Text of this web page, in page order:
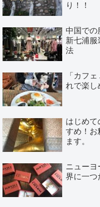
り！！
中国での
新七浦服
法
「カフ
れで楽し
はじめて
すめ！お
ます。
ニューヨ
界に一つ